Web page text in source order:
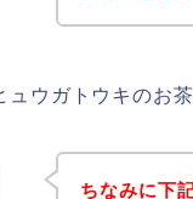
ュウガトウキのお
ちなみに下